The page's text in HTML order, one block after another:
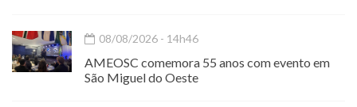
08/08/2026 - 14h46
AMEOSC comemora 55 anos com evento em
São Miguel do Oeste